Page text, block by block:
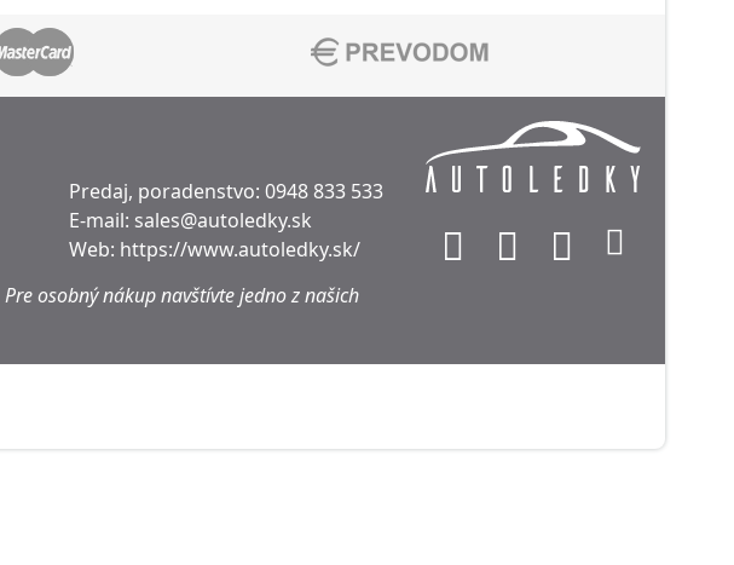
Predaj, poradenstvo: 0948 833 533
E-mail: sales@autoledky.sk
Web: https://www.autoledky.sk/
Pre osobný nákup navštívte jedno z našich